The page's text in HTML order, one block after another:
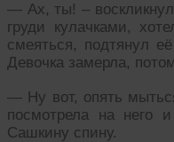
— Ах, ты! –
груди кулачками,
смеяться, подтянул
Девочка замерла,
— Ну вот, опять
посмотрела на него
Сашкину спину.